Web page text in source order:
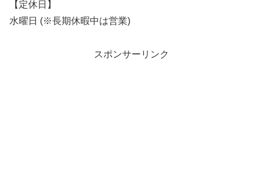
【定休日】
水曜日 (※長期休暇中は営業)
スポンサーリンク